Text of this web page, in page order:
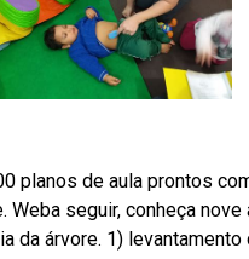
planos de aula prontos
seguir, conheça
da árvore. 1)